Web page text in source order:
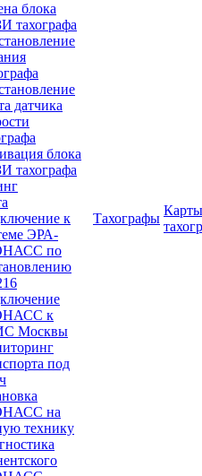
блока
тахографа
датчика
блока
тахографа
к
ЭРА-
по
к
Москвы
под
на
технику
Тахографы
Карты